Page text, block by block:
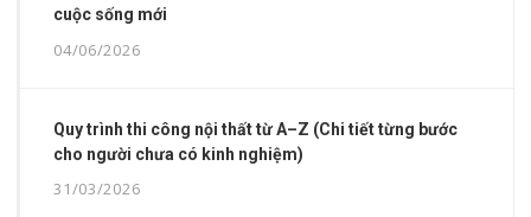
cuộc sống mới
04/06/2026
Quy trình thi công nội thất từ A–Z (Chi tiết từng bước
cho người chưa có kinh nghiệm)
31/03/2026